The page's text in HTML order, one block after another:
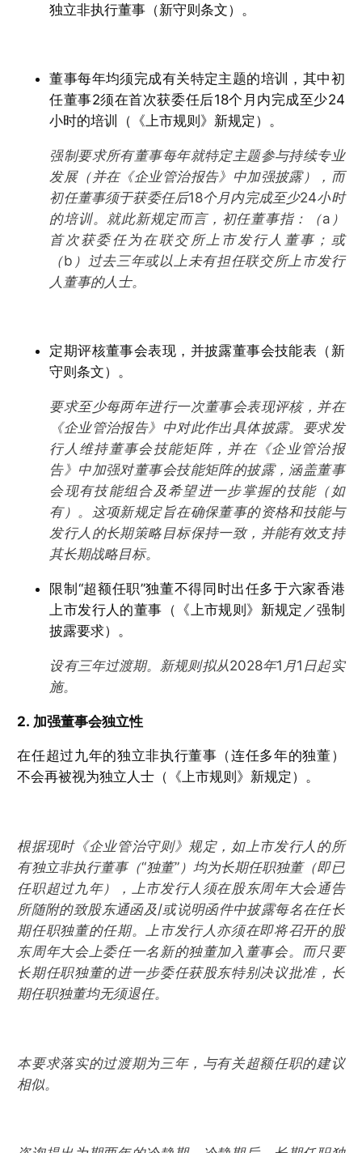
独立非执行董事（新守则条文）。
董事每年均须完成有关特定主题的培训，其中初
任董事2须在首次获委任后18个月内完成至少24
小时的培训（《上市规则》新规定）。
强制要求所有董事每年就特定主题参与持续专业
发展（并在《企业管治报告》中加强披露），而
初任董事须于获委任后18个月内完成至少24小时
的培训。就此新规定而言，初任董事指：（a）
首次获委任为在联交所上市发行人董事；或
（b）过去三年或以上未有担任联交所上市发行
人董事的人士。
定期评核董事会表现，并披露董事会技能表（新
守则条文）。
要求至少每两年进行一次董事会表现评核，并在
《企业管治报告》中对此作出具体披露。要求发
行人维持董事会技能矩阵，并在《企业管治报
告》中加强对董事会技能矩阵的披露，涵盖董事
会现有技能组合及希望进一步掌握的技能（如
有）。这项新规定旨在确保董事的资格和技能与
发行人的长期策略目标保持一致，并能有效支持
其长期战略目标。
限制“超额任职”独董不得同时出任多于六家香港
上市发行人的董事（《上市规则》新规定／强制
披露要求）。
设有三年过渡期。新规则拟从2028年1月1日起实
施。
2. 加强董事会独立性
在任超过九年的独立非执行董事（连任多年的独董）
不会再被视为独立人士（《上市规则》新规定）。
根据现时《企业管治守则》规定，如上市发行人的所
有独立非执行董事（“独董”）均为长期任职独董（即已
任职超过九年），上市发行人须在股东周年大会通告
所随附的致股东通函及/或说明函件中披露每名在任长
期任职独董的任期。上市发行人亦须在即将召开的股
东周年大会上委任一名新的独董加入董事会。而只要
长期任职独董的进一步委任获股东特别决议批准，长
期任职独董均无须退任。
本要求落实的过渡期为三年，与有关超额任职的建议
相似。